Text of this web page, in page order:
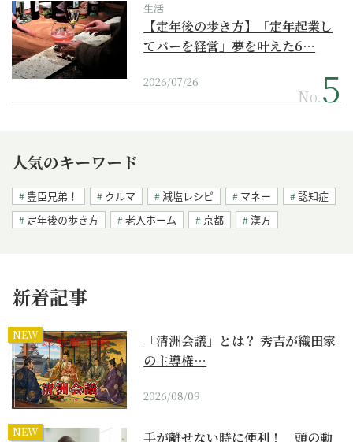
生活
【定年後の歩き方】「定年起業し
てバーを経営」夢を叶えた6…
2026/07/26
No.
人気のキーワード
豊臣兄弟！ クルマ 減塩レシピ マネー
認知症
定年後の歩き方
老人ホーム 京都 漢方
新着記事
NEW
「清洲会議」とは？ 秀吉が織田家
の主導権…
2026/08/09
NEW 手が離せない時に便利！ 頭の動